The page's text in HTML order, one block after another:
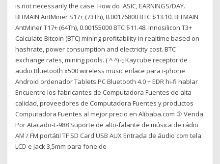
is not necessarily the case. How do ASIC, EARNINGS/DAY.
BITMAIN AntMiner S17+ (73Th), 0.00176800 BTC $13.10. BITMAIN
AntMiner T17+ (64Th), 0.00155000 BTC $11.48. Innosilicon T3+
Calculate Bitcoin (BTC) mining profitability in realtime based on
hashrate, power consumption and electricity cost. BTC
exchange rates, mining pools. ( ^ ^)っKaycube receptor de
audio Bluetooth x500 wireless music enlace para i-phone
Android ordenador Tablets PC Bluetooth 4.0 + EDR hi-fi hablar
Encuentre los fabricantes de Computadora Fuentes de alta
calidad, proveedores de Computadora Fuentes y productos
Computadora Fuentes al mejor precio en Alibaba.com ① Venda
Por Atacado-L-988 Suporte de alto-falante de música de rádio
AM / FM portátil TF SD Card USB AUX Entrada de áudio com tela
LCD e Jack 3,5mm para fone de